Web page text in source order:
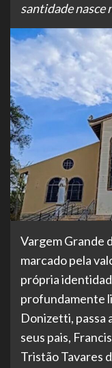
santidade nasce
Vargem Grande
marcado pela
própria
profundamente
Donizetti, passa
seus pais,
Tristão Tavares